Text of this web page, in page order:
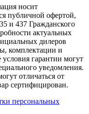
носит
публичной офертой,
и 437 Гражданского
актуальных
дилеров
комплектации и
условия гарантии могут
уведомления.
отличаться от
сертифицирован.
персональных